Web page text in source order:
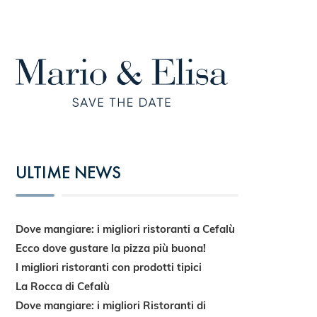
ULTIME NEWS
Dove mangiare: i migliori ristoranti a Cefalù
Ecco dove gustare la pizza più buona!
I migliori ristoranti con prodotti tipici
La Rocca di Cefalù
Dove mangiare: i migliori Ristoranti di